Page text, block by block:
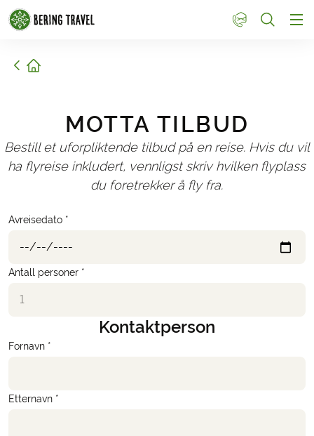
1
Hjem
MOTTA TILBUD
Bestill et uforpliktende tilbud på en reise. Hvis du vil
ha flyreise inkludert, vennligst skriv hvilken flyplass
du foretrekker å fly fra.
Avreisedato *
Antall personer *
Kontaktperson
Fornavn *
Etternavn *